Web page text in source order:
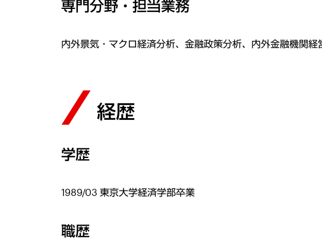
専門分野・担当業務
内外景気・マクロ経済分析、金融政策分析、内外金融機関
経歴
学歴
1989/03 東京大学経済学部卒業
職歴